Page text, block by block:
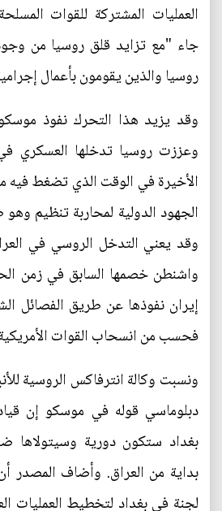
العمليات المشتركة للقوات
جاء "مع تزايد قلق روسيا من
روسيا والذين يقومون بأعمال
وقد يزيد هذا التحرك نفوذ
وعززت روسيا تدخلها العسكري
الأخيرة في الوقت الذي تضغط
الجهود الدولية لمحاربة تنظيم
وقد يعني التدخل الروسي في
واشنطن خصمها السابق في زمن
إيران نفوذها عن طريق الفصائل
فحسب من انسحاب القوات
ونسبت وكالة انترفاكس الروسية
دبلوماسي قوله في موسكو إن
بغداد ستكون دورية وسيتولاها
بداية من العراق. وأضاف المصدر
لجنة في بغداد لتخطيط العمليات